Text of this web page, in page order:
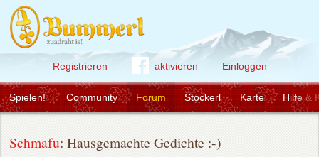
Registrieren aktivieren Einloggen
Community Forum Stockerl Karte Hilfe &
Spielen!
Schmafu: Hausgemachte Gedichte :-)